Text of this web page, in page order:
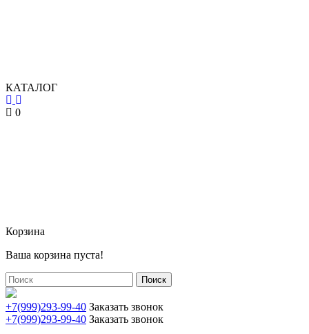
КАТАЛОГ
0
Корзина
Ваша корзина пуста!
Поиск
+7(999)293-99-40 Заказать звонок
+7(999)293-99-40 Заказать звонок